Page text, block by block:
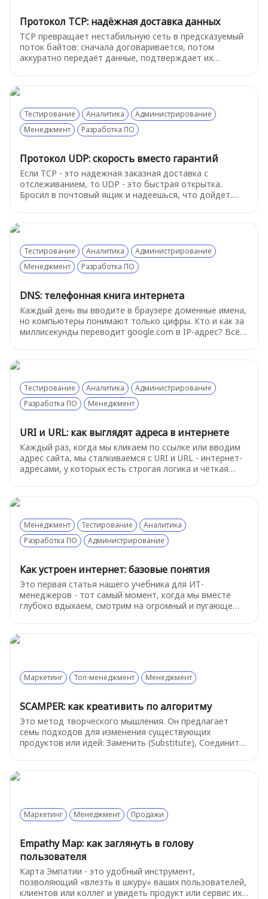
Протокол TCP: надёжная доставка данных
TCP превращает нестабильную сеть в предсказуемый
поток байтов: сначала договаривается, потом
аккуратно передаёт данные, подтверждает их
Тестирование Аналитика
Администрирование
Менеджмент
Разработка ПО
Протокол UDP: скорость вместо гарантий
Если TCP - это надежная заказная доставка с
отслеживанием, то UDP - это быстрая открытка.
Бросил в почтовый ящик и надеешься, что дойдет.
Тестирование Аналитика
Администрирование
Менеджмент
Разработка ПО
DNS: телефонная книга интернета
Каждый день вы вводите в браузере доменные имена,
но компьютеры понимают только цифры. Кто и как за
миллисекунды переводит google.com в IP-адрес? Всё
Тестирование Аналитика
Администрирование
Разработка ПО
Менеджмент
URI и URL: как выглядят адреса в интернете
Каждый раз, когда мы кликаем по ссылке или вводим
адрес сайта, мы сталкиваемся с URI и URL - интернет-
адресами, у которых есть строгая логика и чёткая
Менеджмент Тестирование
Аналитика
Разработка ПО
Администрирование
Как устроен интернет: базовые понятия
Это первая статья нашего учебника для ИТ-
менеджеров - тот самый момент, когда мы вместе
глубоко вдыхаем, смотрим на огромный и пугающе
Маркетинг Топ-менеджмент Менеджмент
SCAMPER: как креативить по алгоритму
Это метод творческого мышления. Он предлагает
семь подходов для изменения существующих
продуктов или идей: Заменить (Substitute), Соединить
Маркетинг Менеджмент Продажи
Empathy Map: как заглянуть в голову
пользователя
Карта Эмпатии - это удобный инструмент,
позволяющий «влезть в шкуру» ваших пользователей,
клиентов или коллег и увидеть продукт или сервис их